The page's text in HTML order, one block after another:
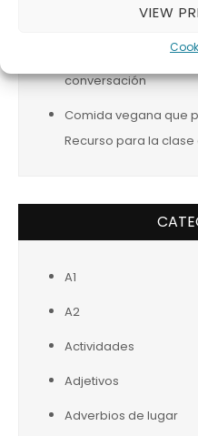
VIEW
clase de
Los microplasticos –
conversación
Comida vegana que
Recurso para la clase
A1
A2
Actividades
Adjetivos
Adverbios de lugar